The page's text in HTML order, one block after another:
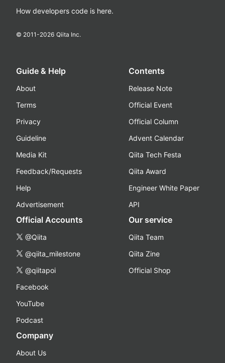
How developers code is here.
© 2011-2026 Qiita Inc.
Guide & Help
About
Terms
Privacy
Guideline
Media Kit
Feedback/Requests
Help
Advertisement
Contents
Release Note
Official Event
Official Column
Advent Calendar
Qiita Tech Festa
Qiita Award
Engineer White Paper
API
Official Accounts
@Qiita
@qiita_milestone
@qiitapoi
Facebook
YouTube
Podcast
Our service
Qiita Team
Qiita Zine
Official Shop
Company
About Us